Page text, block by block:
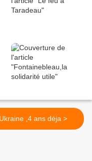
Ukraine ,4 ans déja >